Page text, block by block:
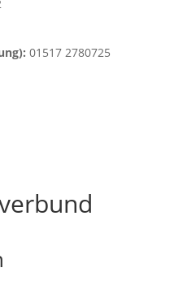
01517 2780725